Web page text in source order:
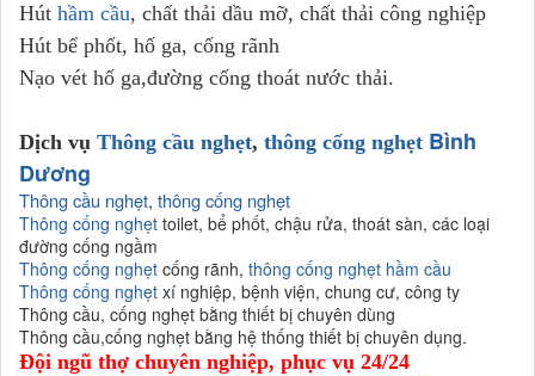
Hút hầm cầu, chất thải dầu mỡ, chất thải công nghiệp
Hút bể phốt, hố ga, cống rãnh
Nạo vét hố ga,đường cống thoát nước thải.
Dịch vụ Thông cầu nghẹt, thông cống nghẹt Bình
Dương
Thông cầu nghẹt, thông cống nghẹt
Thông cống nghẹt toilet, bể phốt, chậu rửa, thoát sàn, các loại
đường cống ngầm
Thông cống nghẹt cống rãnh, thông cống nghẹt hầm cầu
Thông cống nghẹt xí nghiệp, bệnh viện, chung cư, công ty
Thông cầu, cống nghẹt bằng thiết bị chuyên dùng
Thông cầu,cống nghẹt bằng hệ thống thiết bị chuyên dụng.
Đội ngũ thợ chuyên nghiệp, phục vụ 24/24